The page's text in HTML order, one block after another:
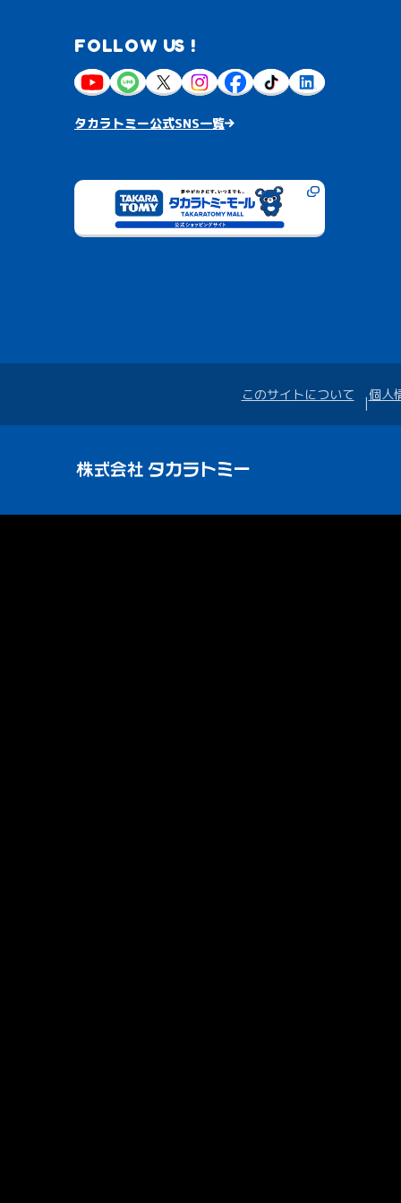
FOLLOW US !
タカラトミー公式SNS一覧
このサイトについて 個人